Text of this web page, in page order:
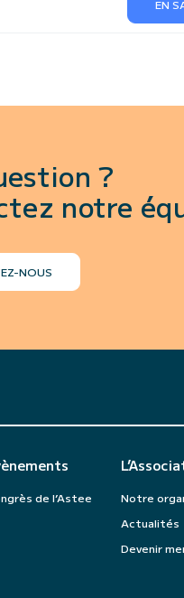
EN
?
notre
NOUS
de l’Astee
Notre
Actualités
Devenir